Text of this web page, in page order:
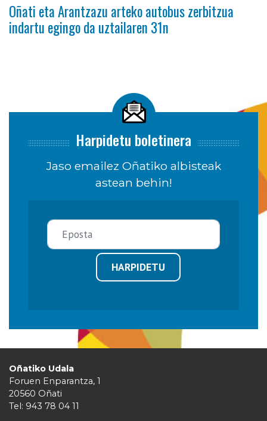
Oñati eta Arantzazu arteko autobus zerbitzua
indartu egingo da uztailaren 31n
Harpidetu boletinera
Jaso emailez Oñatiko albisteak
astean behin!
HARPIDETU
Oñatiko Udala
Foruen Enparantza, 1
20560 Oñati
Tel: 943 78 04 11